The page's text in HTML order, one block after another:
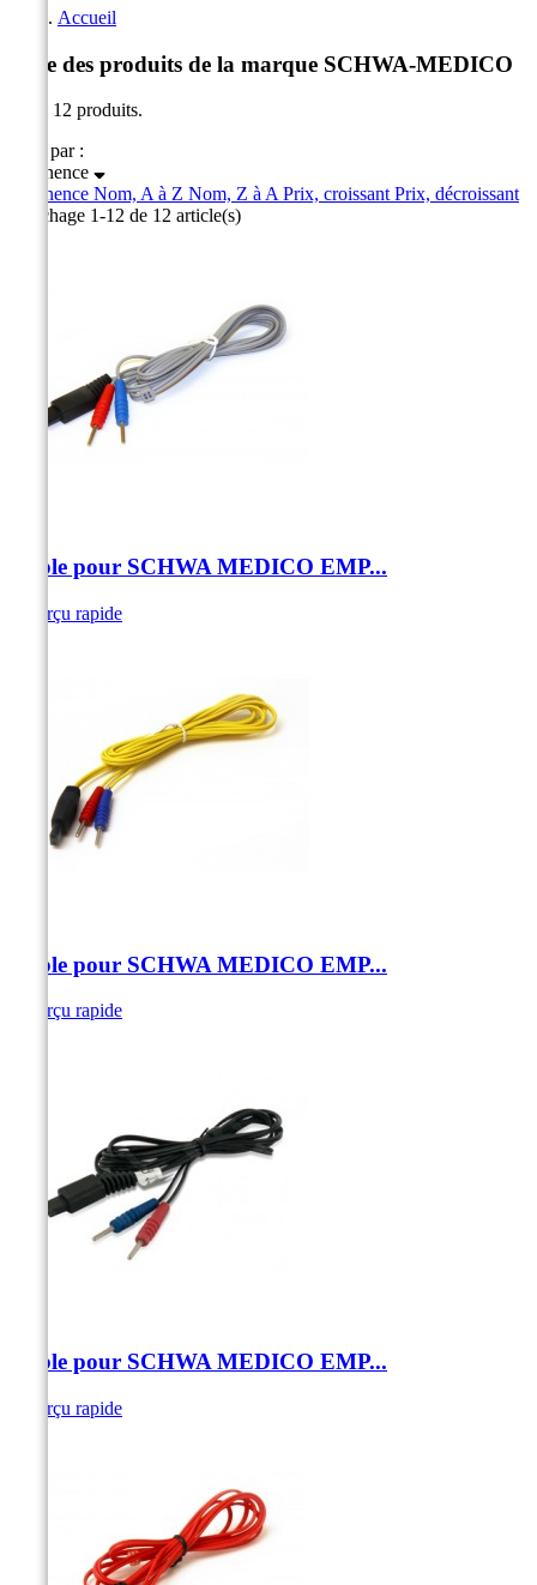
Accueil
Liste des produits de la marque SCHWA-MEDICO
Il y a 12 produits.
Trier par :
Pertinence
Pertinence Nom, A à Z Nom, Z à APrix, croissantPrix, décroissant
Affichage 1-12 de 12 article(s)
Câble pour SCHWA MEDICO EMP...
Aperçu rapide
Câble pour SCHWA MEDICO EMP...
Aperçu rapide
Câble pour SCHWA MEDICO EMP...
Aperçu rapide